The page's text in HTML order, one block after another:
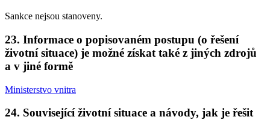
Sankce nejsou stanoveny.
23. Informace o popisovaném postupu (o řešení
životní situace) je možné získat také z jiných zdrojů
a v jiné formě
Ministerstvo vnitra
24. Související životní situace a návody, jak je řešit